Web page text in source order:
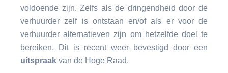
voldoende zijn. Zelfs als de dringendheid door de
verhuurder zelf is ontstaan en/of als er voor de
verhuurder alternatieven zijn om hetzelfde doel te
bereiken. Dit is recent weer bevestigd door een
uitspraak van de Hoge Raad.